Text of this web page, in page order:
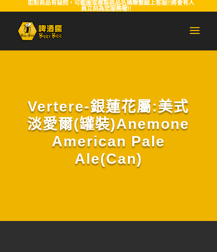
如對商品有疑問，可截圖或複製商品名稱聯繫線上客服!!將會有人
員立刻為您服務喔!!
Vertere-銀蓮花屬:美式
淡愛爾(罐裝)Anemone
American Pale
Ale(Can)